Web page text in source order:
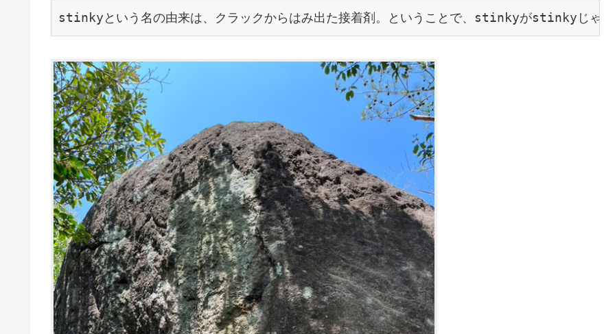
stinkyという名の由来は、クラックからはみ出た接着剤。ということで、stinkyがstinkyじゃな